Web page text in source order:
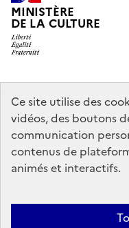
Ce site utilise des
vidéos, des boutons
communication
contenus de
animés et interactifs.
MINISTÈRE
DE LA CULTURE
legifrance.gouv.fr
service-public.gouv.fr